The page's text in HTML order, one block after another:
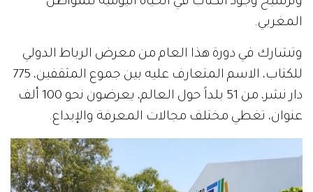
المغربي.
وتشارك في دورة هذا العام من معرض الرباط الدولي
للكتاب، الاسم المتعارف عليه بين جموع المثقفين، 775
دار نشر، من 51 بلداً حول العالم، يعرضون نحو 100 ألف
عنوان، تغطي مختلف مجالات المعرفة والإبداع.